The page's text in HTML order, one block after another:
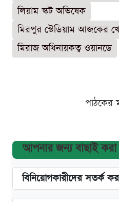
লিয়াম স্কট অভিষেক
মিরপুর স্টেডিয়াম আজকের
মিরাজ অধিনায়কত্ব ওয়ানডে
পাঠকের
আপনার জন্য বাছাই
বিনিয়োগকারীদের সতর্ক